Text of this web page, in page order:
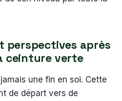
perspectives après
ceinture verte
une fin en soi. Cette
de départ vers de